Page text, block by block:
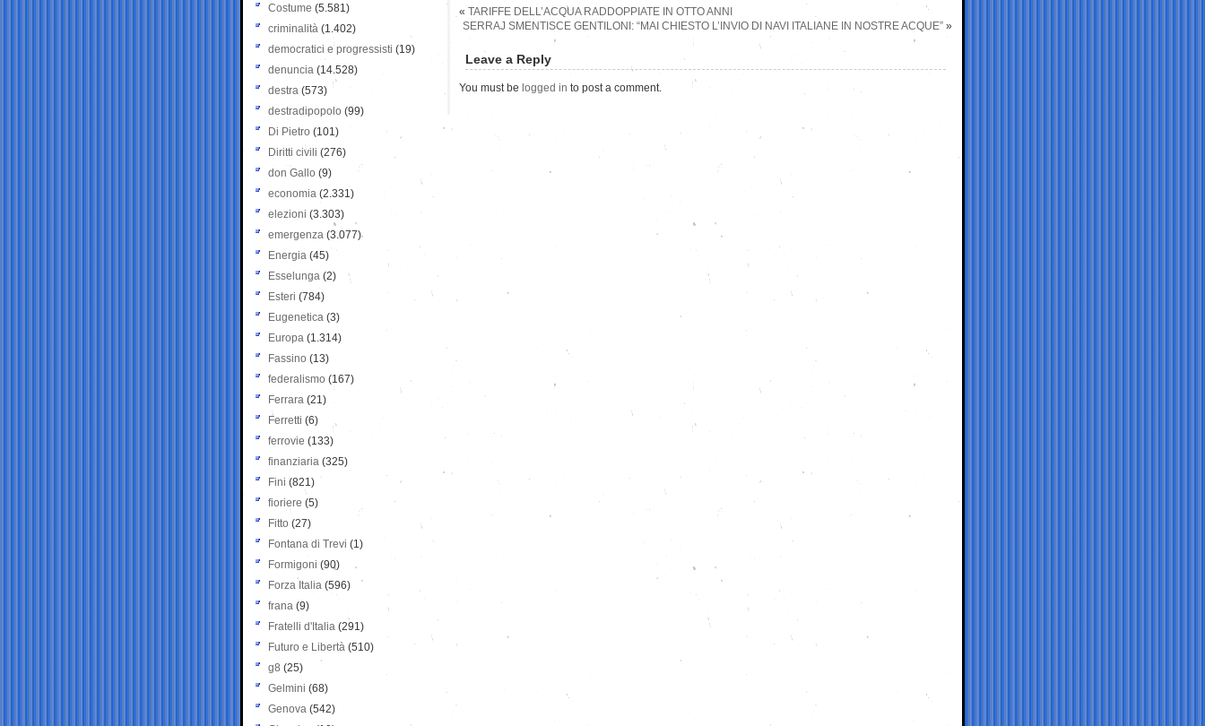
« TARIFFE DELL’ACQUA RADDOPPIATE IN OTTO ANNI
SERRAJ SMENTISCE GENTILONI: “MAI CHIESTO L’INVIO DI NAVI ITALIANE IN NOSTRE ACQUE” »
Leave a Reply
You must be logged in to post a comment.
Costume (5.581)
criminalità (1.402)
democratici e progressisti (19)
denuncia (14.528)
destra (573)
destradipopolo (99)
Di Pietro (101)
Diritti civili (276)
don Gallo (9)
economia (2.331)
elezioni (3.303)
emergenza (3.077)
Energia (45)
Esselunga (2)
Esteri (784)
Eugenetica (3)
Europa (1.314)
Fassino (13)
federalismo (167)
Ferrara (21)
Ferretti (6)
ferrovie (133)
finanziaria (325)
Fini (821)
fioriere (5)
Fitto (27)
Fontana di Trevi (1)
Formigoni (90)
Forza Italia (596)
frana (9)
Fratelli d'Italia (291)
Futuro e Libertà (510)
g8 (25)
Gelmini (68)
Genova (542)